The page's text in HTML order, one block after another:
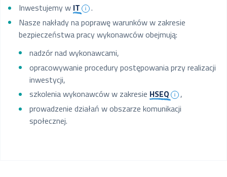
Inwestujemy w IT
.
Nasze nakłady na poprawę warunków w zakresie
bezpieczeństwa pracy wykonawców obejmują:
nadzór nad wykonawcami,
opracowywanie procedury postępowania przy realizacji
inwestycji,
szkolenia wykonawców w zakresie HSEQ
,
prowadzenie działań w obszarze komunikacji
społecznej.